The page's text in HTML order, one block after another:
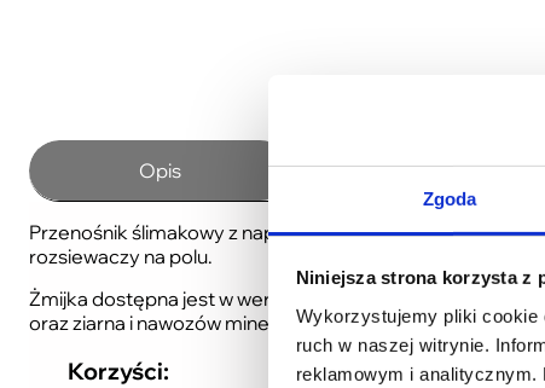
Zgoda
Niniejsza strona korzysta z
Wykorzystujemy pliki cookie
ruch w naszej witrynie.
reklamowym i analitycznym.
Opis Dane techniczne
Przenośnik ślimakowy z napędem hydraulicznym T 458
rozsiewaczy na polu.
Żmijka dostępna jest w wersji ocynkowanej oraz ze stali
oraz ziarna i nawozów mineralnych.
Korzyści: